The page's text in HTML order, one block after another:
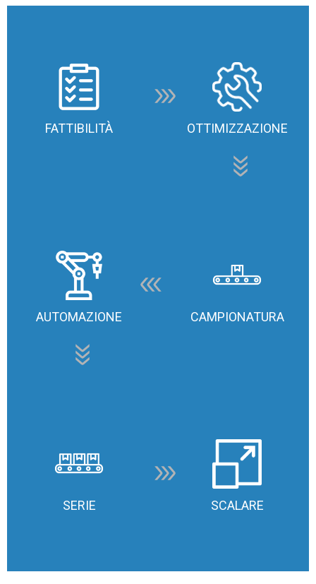
FATTIBILITÀ OTTIMIZZAZIONE
CAMPIONATURA
AUTOMAZIONE
SERIE SCALARE